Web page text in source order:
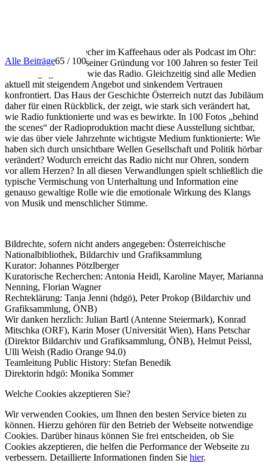
Ob über den Lautsprecher im Kaffeehaus oder als Podcast im Ohr:
Kein Medium ist seit seiner Gründung vor 100 Jahren so fester Teil
des Alltags geblieben wie das Radio. Gleichzeitig sind alle Medien
aktuell mit steigendem Angebot und sinkendem Vertrauen
konfrontiert. Das Haus der Geschichte Österreich nutzt das Jubiläum
daher für einen Rückblick, der zeigt, wie stark sich verändert hat,
wie Radio funktionierte und was es bewirkte. In 100 Fotos „behind
the scenes“ der Radioproduktion macht diese Ausstellung sichtbar,
wie das über viele Jahrzehnte wichtigste Medium funktionierte: Wie
haben sich durch unsichtbare Wellen Gesellschaft und Politik hörbar
verändert? Wodurch erreicht das Radio nicht nur Ohren, sondern
vor allem Herzen? In all diesen Verwandlungen spielt schließlich die
typische Vermischung von Unterhaltung und Information eine
genauso gewaltige Rolle wie die emotionale Wirkung des Klangs
von Musik und menschlicher Stimme.
Bildrechte, sofern nicht anders angegeben: Österreichische
Nationalbibliothek, Bildarchiv und Grafiksammlung
Kurator: Johannes Pötzlberger
Kuratorische Recherchen: Antonia Heidl, Karoline Mayer, Marianna
Nenning, Florian Wagner
Rechteklärung: Tanja Jenni (hdgö), Peter Prokop (Bildarchiv und
Grafiksammlung, ÖNB)
Wir danken herzlich: Julian Bartl (Antenne Steiermark), Konrad
Mitschka (ORF), Karin Moser (Universität Wien), Hans Petschar
(Direktor Bildarchiv und Grafiksammlung, ÖNB), Helmut Peissl,
Ulli Weish (Radio Orange 94.0)
Teamleitung Public History: Stefan Benedik
Direktorin hdgö: Monika Sommer
Welche Cookies akzeptieren Sie?
Wir verwenden Cookies, um Ihnen den besten Service bieten zu
können. Hierzu gehören für den Betrieb der Webseite notwendige
Cookies. Darüber hinaus können Sie frei entscheiden, ob Sie
Cookies akzeptieren, die helfen die Performance der Webseite zu
verbessern. Detaillierte Informationen finden Sie hier.
Alle Beiträge65 / 100